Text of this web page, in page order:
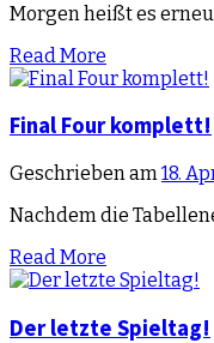
Morgen heißt es
Read More
Final Four komplett!
Geschrieben am18.
Nachdem die
Read More
Der letzte Spieltag!